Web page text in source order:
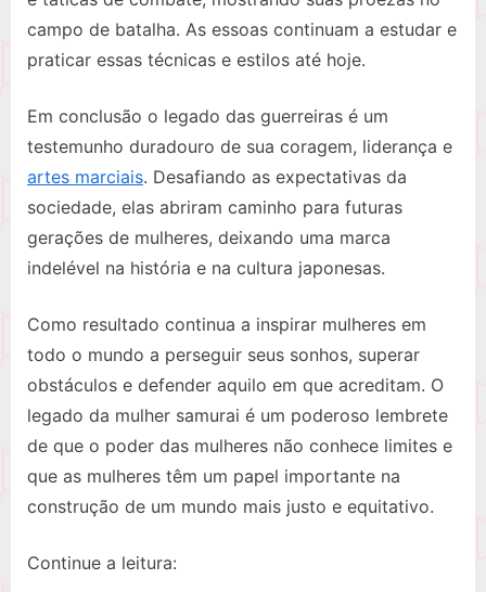
campo de batalha. As essoas continuam a estudar e
praticar essas técnicas e estilos até hoje.
Em conclusão o legado das guerreiras é um
testemunho duradouro de sua coragem, liderança e
artes marciais. Desafiando as expectativas da
sociedade, elas abriram caminho para futuras
gerações de mulheres, deixando uma marca
indelével na história e na cultura japonesas.
Como resultado continua a inspirar mulheres em
todo o mundo a perseguir seus sonhos, superar
obstáculos e defender aquilo em que acreditam. O
legado da mulher samurai é um poderoso lembrete
de que o poder das mulheres não conhece limites e
que as mulheres têm um papel importante na
construção de um mundo mais justo e equitativo.
Continue a leitura: